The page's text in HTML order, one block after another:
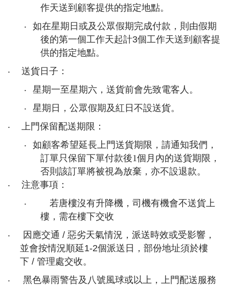
作天送到顧客提供的指定地點。
‧
如在星期日或及公眾假期完成付款，則由假期
後的第一個工作天起計3個工作天送到顧客提
供的指定地點。
‧
送貨日子：
‧
星期一至星期六，送貨前會先致電客人。
‧
星期日，公眾假期及紅日不設送貨。
‧
上門保留配送期限：
‧
如顧客希望延長上門送貨期限，請通知我們，
訂單只保留下單付款後1個月內的送貨期限，
否則該訂單將被視為放棄，亦不設退款。
‧
注意事項：
‧
若唐樓沒有升降機，司機有機會不送貨上
樓，需在樓下交收
‧
因應交通 / 惡劣天氣情況，派送時效或受影響，
並會按情況順延1-2個派送日，部份地址須於樓
下 / 管理處交收。
‧
黑色暴雨警告及八號風球或以上，上門配送服務